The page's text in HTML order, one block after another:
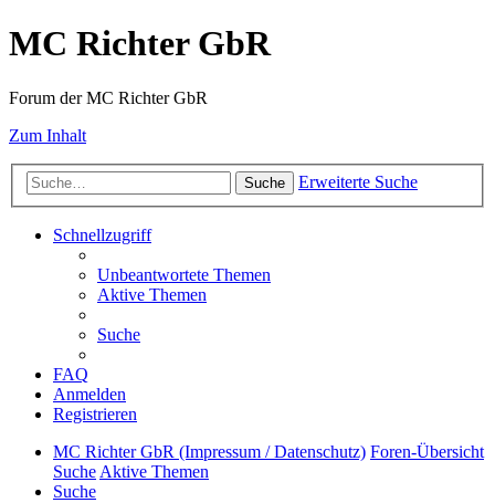
MC Richter GbR
Forum der MC Richter GbR
Zum Inhalt
Suche Erweiterte Suche
Schnellzugriff
Unbeantwortete Themen
Aktive Themen
Suche
FAQ
Anmelden
Registrieren
MC Richter GbR (Impressum / Datenschutz) Foren-Übersicht
SucheAktive Themen
Suche